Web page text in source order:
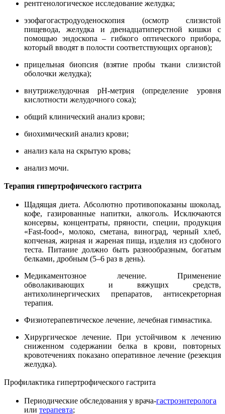
рентгенологическое исследование желудка;
эзофагогастродуоденоскопия (осмотр слизистой
пищевода, желудка и двенадцатиперстной кишки с
помощью эндоскопа – гибкого оптического прибора,
который вводят в полости соответствующих органов);
прицельная биопсия (взятие пробы ткани слизистой
оболочки желудка);
внутрижелудочная рН-метрия (определение уровня
кислотности желудочного сока);
общий клинический анализ крови;
биохимический анализ крови;
анализ кала на скрытую кровь;
анализ мочи.
Терапия гипертрофического гастрита
Щадящая диета. Абсолютно противопоказаны шоколад,
кофе, газированные напитки, алкоголь. Исключаются
консервы, концентраты, пряности, специи, продукция
«Fast-food», молоко, сметана, виноград, черный хлеб,
копченая, жирная и жареная пища, изделия из сдобного
теста. Питание должно быть разнообразным, богатым
белками, дробным (5–6 раз в день).
Медикаментозное лечение. Применение
обволакивающих и вяжущих средств,
антихолинергических препаратов, антисекреторная
терапия.
Физиотерапевтическое лечение, лечебная гимнастика.
Хирургическое лечение. При устойчивом к лечению
сниженном содержании белка в крови, повторных
кровотечениях показано оперативное лечение (резекция
желудка).
Профилактика гипертрофического гастрита
Периодические обследования у врача-гастроэнтеролога
или терапевта;